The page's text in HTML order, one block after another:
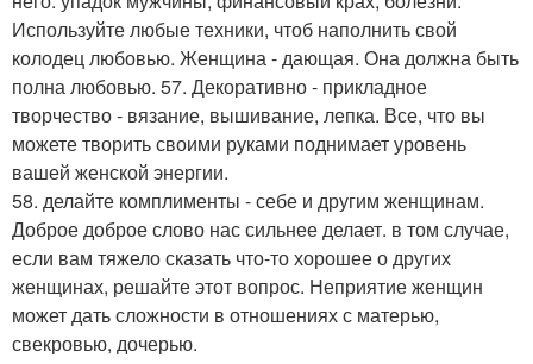
Используйте любые техники, чтоб наполнить свой
колодец любовью. Женщина - дающая. Она должна быть
полна любовью. 57. Декоративно - прикладное
творчество - вязание, вышивание, лепка. Все, что вы
можете творить своими руками поднимает уровень
вашей женской энергии.
58. делайте комплименты - себе и другим женщинам.
Доброе доброе слово нас сильнее делает. в том случае,
если вам тяжело сказать что-то хорошее о других
женщинах, решайте этот вопрос. Неприятие женщин
может дать сложности в отношениях с матерью,
свекровью, дочерью.